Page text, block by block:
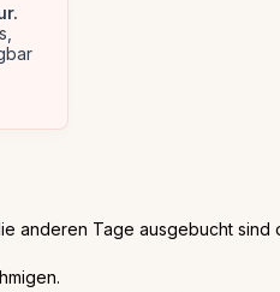
anderen Tage ausgebucht sind